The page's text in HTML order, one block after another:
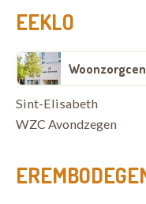
EEKLO
Sint-Elisabeth
WZC Avondzegen